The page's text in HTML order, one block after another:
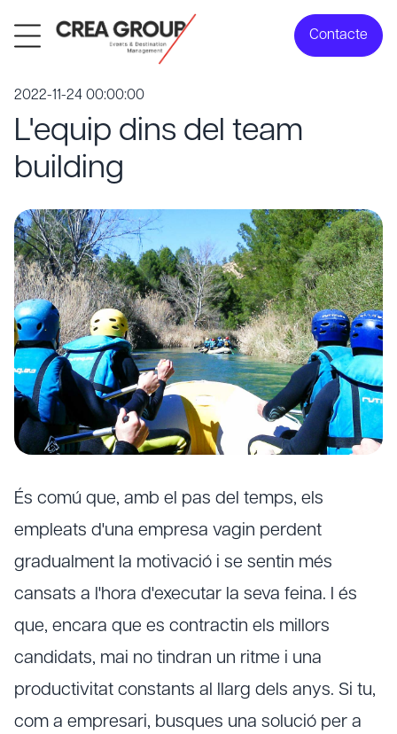
Contacte
2022-11-24 00:00:00
L'equip dins del team
building
És comú que, amb el pas del temps, els
empleats d'una empresa vagin perdent
gradualment la motivació i se sentin més
cansats a l'hora d'executar la seva feina. I és
que, encara que es contractin els millors
candidats, mai no tindran un ritme i una
productivitat constants al llarg dels anys. Si tu,
com a empresari, busques una solució per a